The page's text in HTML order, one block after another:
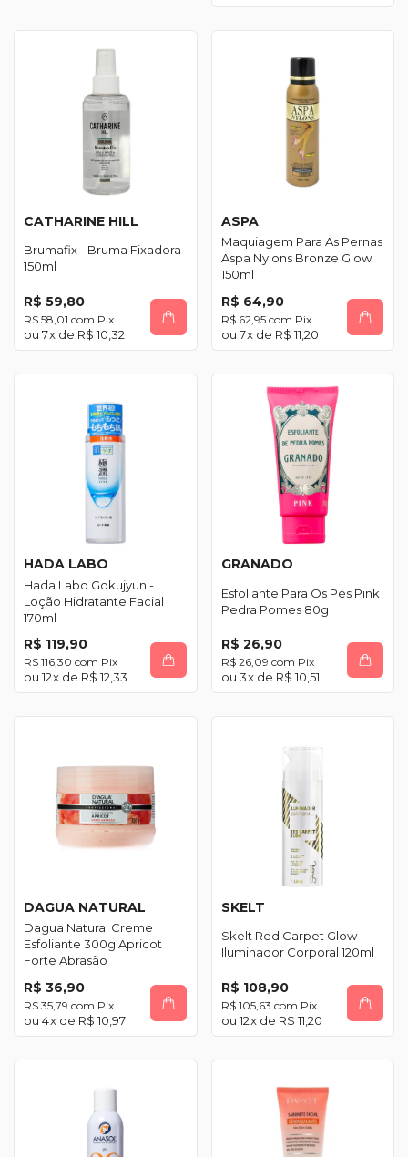
CATHARINE HILL
Brumafix - Bruma Fixadora
150ml
R$ 59,80
R$ 58,01 com Pix
7x de R$ 10,32
ASPA
Maquiagem Para As Pernas
Aspa Nylons Bronze Glow
150ml
R$ 64,90
R$ 62,95 com Pix
7x de R$ 11,20
HADA LABO
Hada Labo Gokujyun -
Loção Hidratante Facial
170ml
R$ 119,90
R$ 116,30 com Pix
12x de R$ 12,33
GRANADO
Esfoliante Para Os Pés Pink
Pedra Pomes 80g
R$ 26,90
R$ 26,09 com Pix
3x de R$ 10,51
DAGUA NATURAL
Dagua Natural Creme
Esfoliante 300g Apricot
Forte Abrasão
R$ 36,90
R$ 35,79 com Pix
4x de R$ 10,97
SKELT
Skelt Red Carpet Glow -
Iluminador Corporal 120ml
R$ 108,90
R$ 105,63 com Pix
12x de R$ 11,20